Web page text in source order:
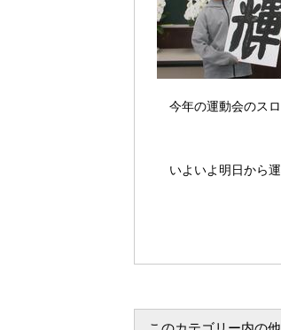
今年の運動会のスロ
いよいよ明日から運